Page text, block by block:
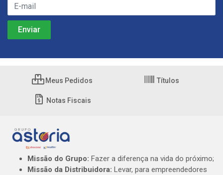
Meus Pedidos Títulos
Notas Fiscais
Missão do Grupo: Fazer a diferença na vida do próximo;
Missão da Distribuidora: Levar, para empreendedores